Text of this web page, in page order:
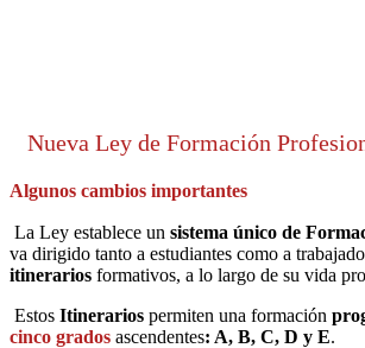
Nueva Ley de Formación
Algunos cambios importantes
La Ley establece un sistema único de
va dirigido tanto a estudiantes como a
itinerarios formativos, a lo largo de su vida
Estos Itinerarios permiten una formación
cinco grados ascendentes: A, B, C, D y E.